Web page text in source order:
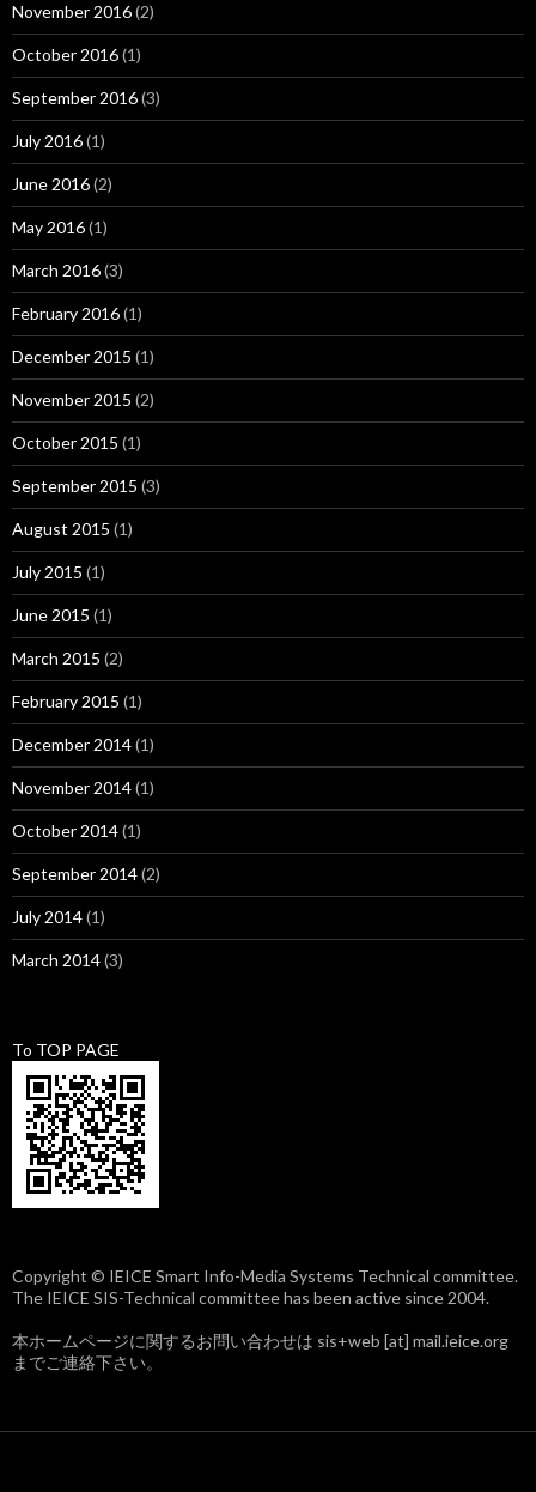
November 2016(2)
October 2016(1)
September 2016(3)
July 2016(1)
June 2016(2)
May 2016(1)
March 2016(3)
February 2016(1)
December 2015 (1)
November 2015 (2)
October 2015 (1)
September 2015 (3)
August 2015 (1)
July 2015 (1)
June 2015 (1)
March 2015 (2)
February 2015 (1)
December 2014(1)
November 2014(1)
October 2014(1)
September 2014(2)
July 2014(1)
March 2014(3)
To TOP PAGE
Copyright © IEICE Smart Info-Media Systems Technical committee.
The IEICE SIS-Technical committee has been active since 2004.
本ホームページに関するお問い合わせは sis+web [at] mail.ieice.org
までご連絡下さい。